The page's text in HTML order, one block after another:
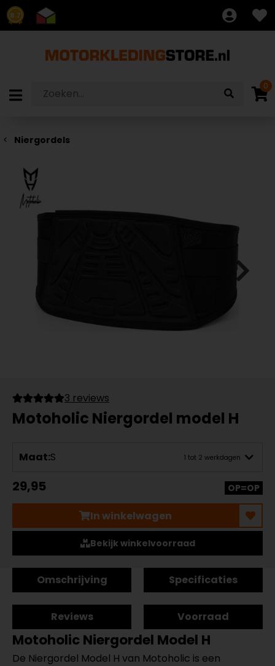
8.7
0
Niergordels
3 reviews
Motoholic Niergordel model H
Maat:S 1 tot 2 werkdagen
29,95 OP=OP
In winkelwagen
Bekijk winkelvoorraad
Omschrijving Specificaties
Reviews Voorraad
Motoholic Niergordel Model H
De Niergordel Model H van Motoholic is een